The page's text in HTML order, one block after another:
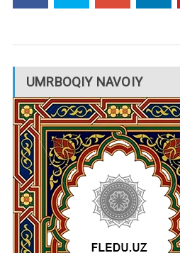
UMRBOQIY NAVOIY